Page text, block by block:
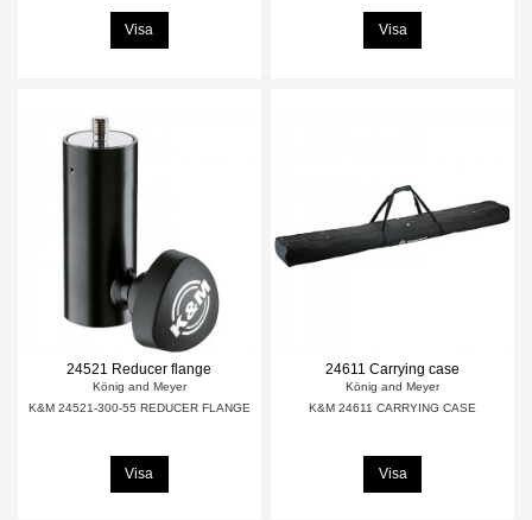
Visa Visa
24521 Reducer flange
König and Meyer
K&M 24521-300-55 REDUCER FLANGE
Visa
24611 Carrying case
König and Meyer
K&M 24611 CARRYING CASE
Visa